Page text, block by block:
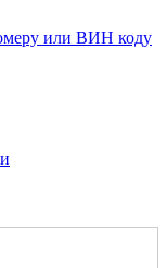
или ВИН коду